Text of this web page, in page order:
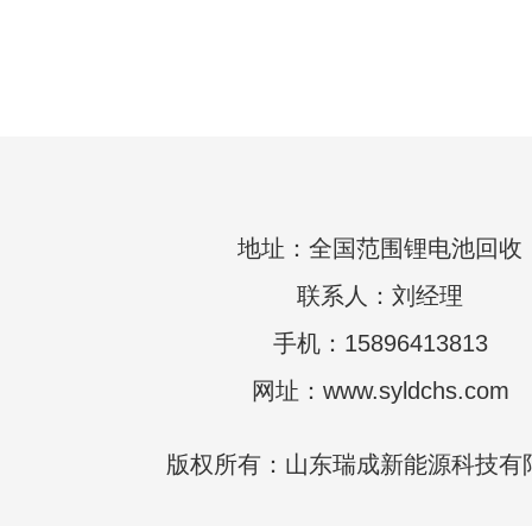
地址：全国范围锂电池回收
联系人：刘经理
手机：15896413813
网址：www.syldchs.com
版权所有：山东瑞成新能源科技有